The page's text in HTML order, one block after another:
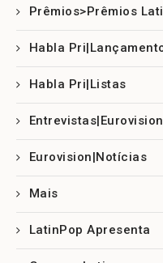
Prêmios>Prêmios
Habla
Habla Pri|Listas
Entrevistas|Eurovision
Eurovision|Notícias
Mais
LatinPop Apresenta